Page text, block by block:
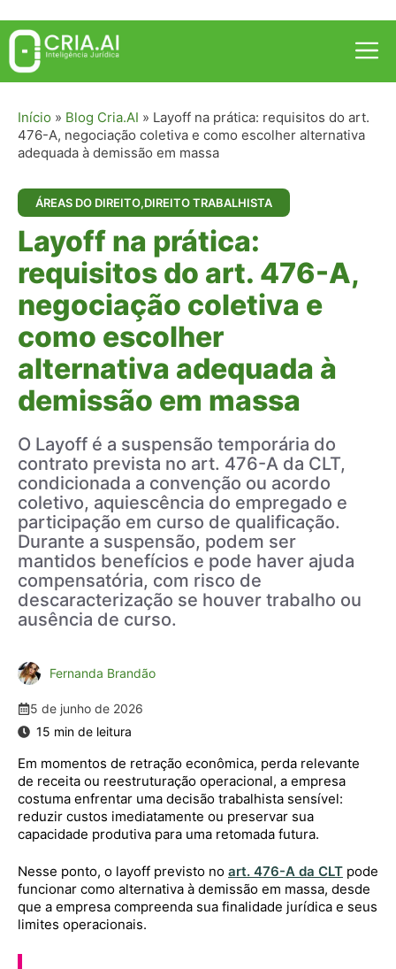
Pular
para
conteúdo
Início » Blog Cria.AI » Layoff na prática: requisitos do art.
476-A, negociação coletiva e como escolher alternativa
adequada à demissão em massa
ÁREAS DO DIREITO,DIREITO TRABALHISTA
Layoff na prática:
requisitos do art. 476-A,
negociação coletiva e
como escolher
alternativa adequada à
demissão em massa
O Layoff é a suspensão temporária do
contrato prevista no art. 476-A da CLT,
condicionada a convenção ou acordo
coletivo, aquiescência do empregado e
participação em curso de qualificação.
Durante a suspensão, podem ser
mantidos benefícios e pode haver ajuda
compensatória, com risco de
descaracterização se houver trabalho ou
ausência de curso.
Fernanda Brandão
5 de junho de 2026
Em momentos de retração econômica, perda relevante
de receita ou reestruturação operacional, a empresa
costuma enfrentar uma decisão trabalhista sensível:
reduzir custos imediatamente ou preservar sua
capacidade produtiva para uma retomada futura.
Nesse ponto, o layoff previsto no art. 476-A da CLT pode
funcionar como alternativa à demissão em massa, desde
que a empresa compreenda sua finalidade jurídica e seus
limites operacionais.